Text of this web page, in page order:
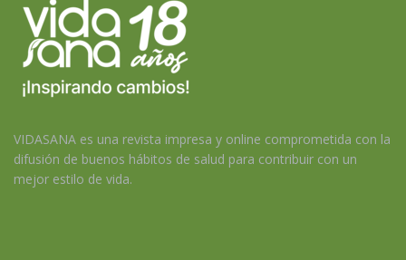
VIDASANA es una revista impresa y online comprometida con la
difusión de buenos hábitos de salud para contribuir con un
mejor estilo de vida.